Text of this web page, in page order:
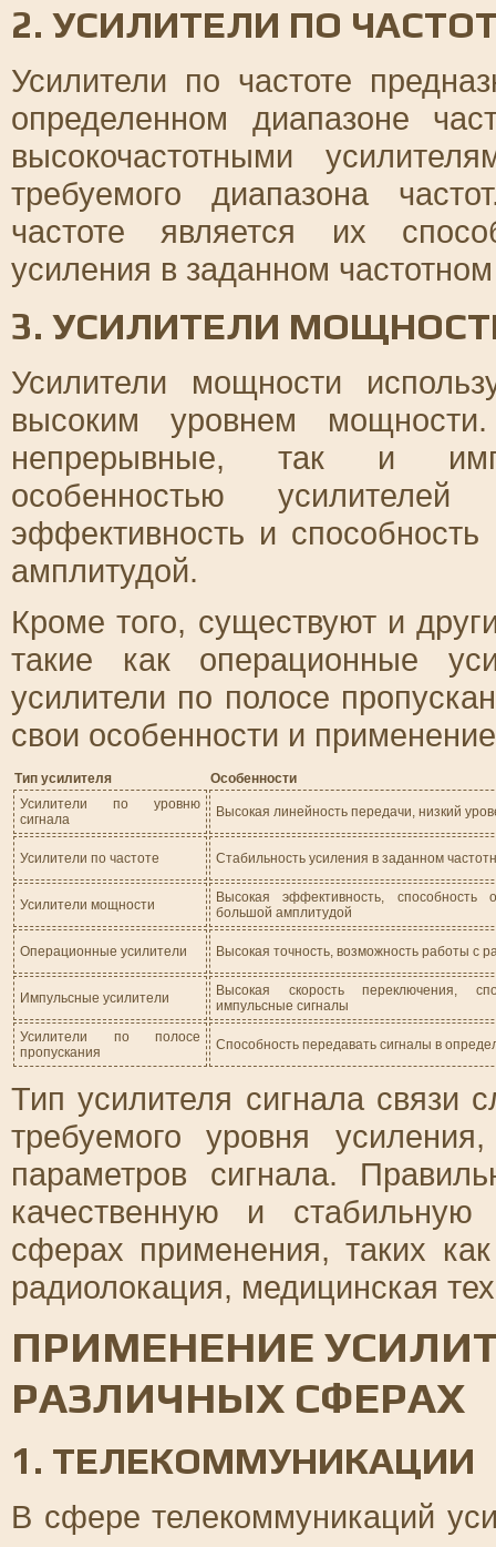
2. УСИЛИТЕЛИ ПО
Усилители по частоте
определенном диапазоне
высокочастотными
требуемого диапазона
частоте является их
усиления в заданном
3. УСИЛИТЕЛИ
Усилители мощности
высоким уровнем
непрерывные, так и
особенностью
эффективность и
амплитудой.
Кроме того, существуют и
такие как операционные
усилители по полосе
свои особенности и
Тип усилителя
Особенности
Усилители по уровню
сигнала
Высокая линейность передачи, низкий
Усилители по частоте Стабильность усиления в заданном
Усилители мощности
Высокая эффективность, способность
большой амплитудой
Операционные усилители Высокая точность, возможность работы с
Импульсные усилители
Высокая скорость переключения,
импульсные сигналы
Усилители по полосе
пропускания
Способность передавать сигналы в
Тип усилителя сигнала связи
требуемого уровня
параметров сигнала.
качественную и
сферах применения, таких
радиолокация, медицинская
ПРИМЕНЕНИЕ
РАЗЛИЧНЫХ СФЕРАХ
1. ТЕЛЕКОММУНИКАЦИИ
В сфере телекоммуникаций